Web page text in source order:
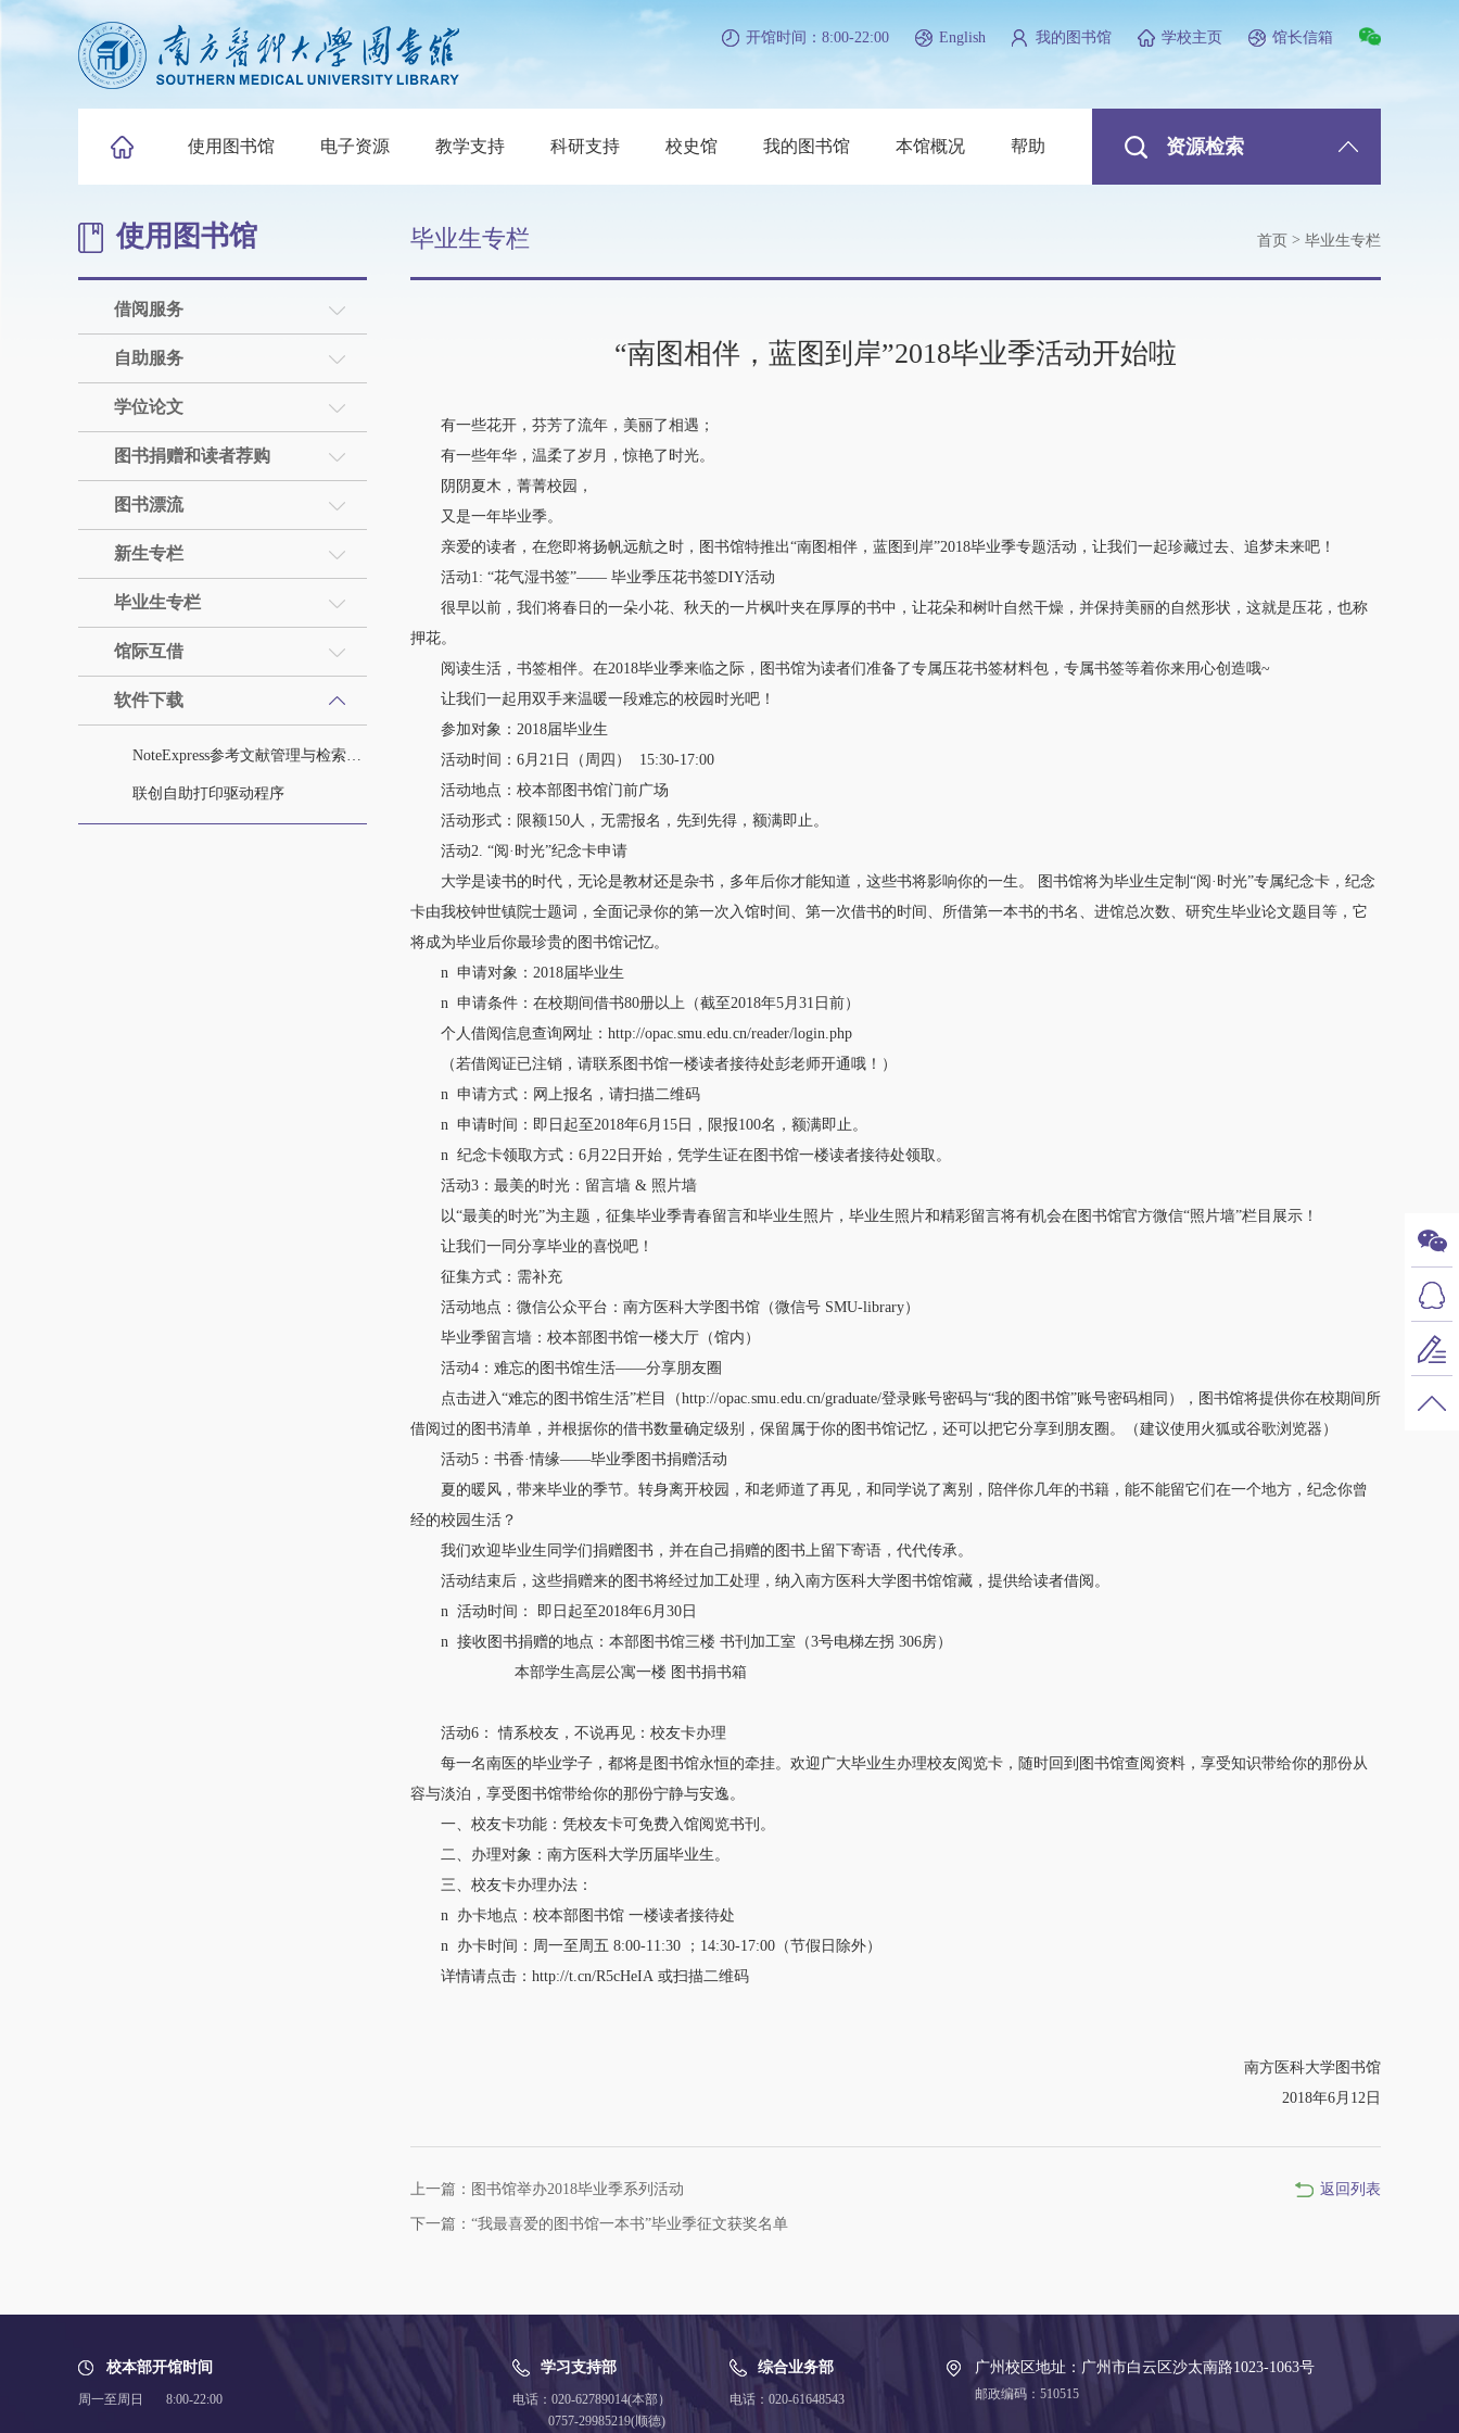
开馆时间：8:00-22:00 English 我的图书馆 学校主页 馆长信箱
资源检索
使用图书馆 电子资源 教学支持 科研支持 校史馆 我的图书馆 本馆概况 帮助
使用图书馆
借阅服务
自助服务
学位论文
图书捐赠和读者荐购
图书漂流
新生专栏
毕业生专栏
馆际互借
软件下载
NoteExpress参考文献管理与检索系统
联创自助打印驱动程序
毕业生专栏 首页 > 毕业生专栏
“南图相伴，蓝图到岸”2018毕业季活动开始啦
有一些花开，芬芳了流年，美丽了相遇；
有一些年华，温柔了岁月，惊艳了时光。
阴阴夏木，菁菁校园，
又是一年毕业季。
亲爱的读者，在您即将扬帆远航之时，图书馆特推出“南图相伴，蓝图到岸”2018毕业季专题活动，让我们一起珍藏过去、追梦未来吧！
活动1: “花气湿书签”—— 毕业季压花书签DIY活动
很早以前，我们将春日的一朵小花、秋天的一片枫叶夹在厚厚的书中，让花朵和树叶自然干燥，并保持美丽的自然形状，这就是压花，也称
押花。
阅读生活，书签相伴。在2018毕业季来临之际，图书馆为读者们准备了专属压花书签材料包，专属书签等着你来用心创造哦~
让我们一起用双手来温暖一段难忘的校园时光吧！
参加对象：2018届毕业生
活动时间：6月21日（周四） 15:30-17:00
活动地点：校本部图书馆门前广场
活动形式：限额150人，无需报名，先到先得，额满即止。
活动2. “阅·时光”纪念卡申请
大学是读书的时代，无论是教材还是杂书，多年后你才能知道，这些书将影响你的一生。 图书馆将为毕业生定制“阅·时光”专属纪念卡，纪念
卡由我校钟世镇院士题词，全面记录你的第一次入馆时间、第一次借书的时间、所借第一本书的书名、进馆总次数、研究生毕业论文题目等，它
将成为毕业后你最珍贵的图书馆记忆。
n 申请对象：2018届毕业生
n 申请条件：在校期间借书80册以上（截至2018年5月31日前）
个人借阅信息查询网址：http://opac.smu.edu.cn/reader/login.php
（若借阅证已注销，请联系图书馆一楼读者接待处彭老师开通哦！）
n 申请方式：网上报名，请扫描二维码
n 申请时间：即日起至2018年6月15日，限报100名，额满即止。
n 纪念卡领取方式：6月22日开始，凭学生证在图书馆一楼读者接待处领取。
活动3：最美的时光：留言墙 & 照片墙
以“最美的时光”为主题，征集毕业季青春留言和毕业生照片，毕业生照片和精彩留言将有机会在图书馆官方微信“照片墙”栏目展示！
让我们一同分享毕业的喜悦吧！
征集方式：需补充
活动地点：微信公众平台：南方医科大学图书馆（微信号 SMU-library）
毕业季留言墙：校本部图书馆一楼大厅（馆内）
活动4：难忘的图书馆生活——分享朋友圈
点击进入“难忘的图书馆生活”栏目（http://opac.smu.edu.cn/graduate/登录账号密码与“我的图书馆”账号密码相同），图书馆将提供你在校期间所
借阅过的图书清单，并根据你的借书数量确定级别，保留属于你的图书馆记忆，还可以把它分享到朋友圈。（建议使用火狐或谷歌浏览器）
活动5：书香·情缘——毕业季图书捐赠活动
夏的暖风，带来毕业的季节。转身离开校园，和老师道了再见，和同学说了离别，陪伴你几年的书籍，能不能留它们在一个地方，纪念你曾
经的校园生活？
我们欢迎毕业生同学们捐赠图书，并在自己捐赠的图书上留下寄语，代代传承。
活动结束后，这些捐赠来的图书将经过加工处理，纳入南方医科大学图书馆馆藏，提供给读者借阅。
n 活动时间： 即日起至2018年6月30日
n 接收图书捐赠的地点：本部图书馆三楼 书刊加工室（3号电梯左拐 306房）
本部学生高层公寓一楼 图书捐书箱
活动6： 情系校友，不说再见：校友卡办理
每一名南医的毕业学子，都将是图书馆永恒的牵挂。欢迎广大毕业生办理校友阅览卡，随时回到图书馆查阅资料，享受知识带给你的那份从
容与淡泊，享受图书馆带给你的那份宁静与安逸。
一、校友卡功能：凭校友卡可免费入馆阅览书刊。
二、办理对象：南方医科大学历届毕业生。
三、校友卡办理办法：
n 办卡地点：校本部图书馆 一楼读者接待处
n 办卡时间：周一至周五 8:00-11:30 ；14:30-17:00（节假日除外）
详情请点击：http://t.cn/R5cHeIA 或扫描二维码
南方医科大学图书馆
2018年6月12日
上一篇：图书馆举办2018毕业季系列活动
下一篇：“我最喜爱的图书馆一本书”毕业季征文获奖名单
返回列表
校本部开馆时间
周一至周日 8:00-22:00
学习支持部
电话：020-62789014(本部）
0757-29985219(顺德)
综合业务部
电话：020-61648543
广州校区地址：广州市白云区沙太南路1023-1063号
邮政编码：510515